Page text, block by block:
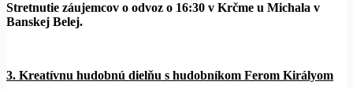
Stretnutie záujemcov o odvoz o 16:30 v Krčme u Michala v
Banskej Belej.
3. Kreatívnu hudobnú dielňu s hudobníkom Ferom Királyom